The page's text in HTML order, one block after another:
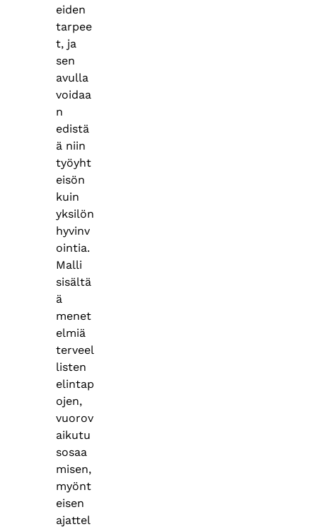
eiden
tarpee
t, ja
sen
avulla
voidaa
n
edistä
ä niin
työyht
eisön
kuin
yksilön
hyvinv
ointia.
Malli
sisältä
ä
menet
elmiä
terveel
listen
elintap
ojen,
vuorov
aikutu
sosaa
misen,
myönt
eisen
ajattel